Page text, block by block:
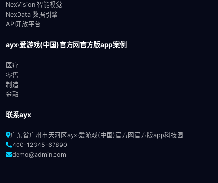
NexVision 智能视觉
NexData 数据引擎
API开放平台
ayx·爱游戏(中国)官方网官方版app案例
医疗
零售
制造
金融
联系ayx
广东省广州市天河区ayx·爱游戏(中国)官方网官方版app科技园
400-12345-67890
demo@admin.com